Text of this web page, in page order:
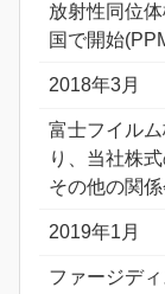
放射性同位
国で開始
2018年3月
富士フイル
り、当社株
その他の関
2019年1月
ファージデ